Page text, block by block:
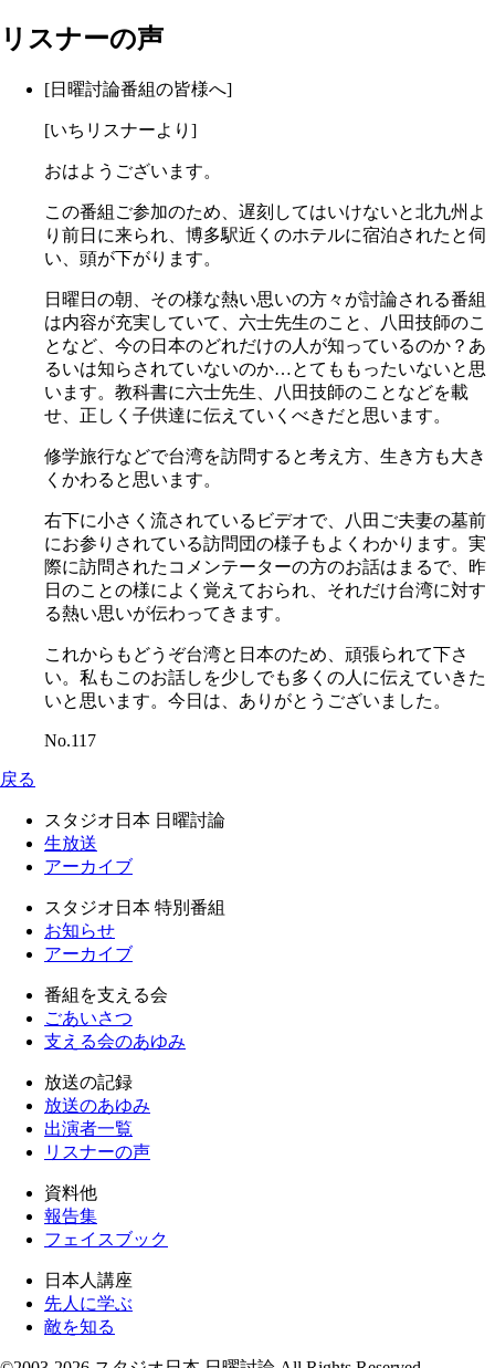
リスナーの声
[日曜討論番組の皆様へ]
[いちリスナーより]
おはようございます。
この番組ご参加のため、遅刻してはいけないと北九州よ
り前日に来られ、博多駅近くのホテルに宿泊されたと伺
い、頭が下がります。
日曜日の朝、その様な熱い思いの方々が討論される番組
は内容が充実していて、六士先生のこと、八田技師のこ
となど、今の日本のどれだけの人が知っているのか？あ
るいは知らされていないのか…とてももったいないと思
います。教科書に六士先生、八田技師のことなどを載
せ、正しく子供達に伝えていくべきだと思います。
修学旅行などで台湾を訪問すると考え方、生き方も大き
くかわると思います。
右下に小さく流されているビデオで、八田ご夫妻の墓前
にお参りされている訪問団の様子もよくわかります。実
際に訪問されたコメンテーターの方のお話はまるで、昨
日のことの様によく覚えておられ、それだけ台湾に対す
る熱い思いが伝わってきます。
これからもどうぞ台湾と日本のため、頑張られて下さ
い。私もこのお話しを少しでも多くの人に伝えていきた
いと思います。今日は、ありがとうございました。
No.117
戻る
スタジオ日本 日曜討論
生放送
アーカイブ
スタジオ日本 特別番組
お知らせ
アーカイブ
番組を支える会
ごあいさつ
支える会のあゆみ
放送の記録
放送のあゆみ
出演者一覧
リスナーの声
資料他
報告集
フェイスブック
日本人講座
先人に学ぶ
敵を知る